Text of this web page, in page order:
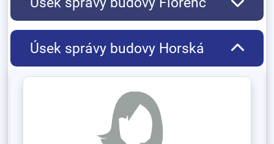
Úsek správy budovy Horská